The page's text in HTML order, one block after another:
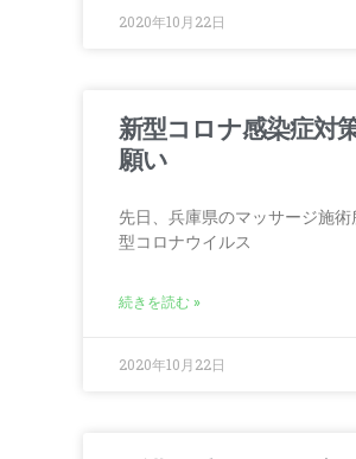
2020年10月22日
新型コロナ感染症対
願い
先日、兵庫県のマッサージ施術
型コロナウイルス
続きを読む »
2020年10月22日